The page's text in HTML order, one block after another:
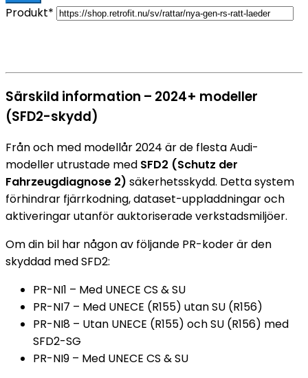
Produkt*
Särskild information – 2024+ modeller
(SFD2-skydd)
Från och med modellår 2024 är de flesta Audi-
modeller utrustade med SFD2 (Schutz der
Fahrzeugdiagnose 2) säkerhetsskydd. Detta system
förhindrar fjärrkodning, dataset-uppladdningar och
aktiveringar utanför auktoriserade verkstadsmiljöer.
Om din bil har någon av följande PR-koder är den
skyddad med SFD2:
PR-NI1 – Med UNECE CS & SU
PR-NI7 – Med UNECE (R155) utan SU (R156)
PR-NI8 – Utan UNECE (R155) och SU (R156) med
SFD2-SG
PR-NI9 – Med UNECE CS & SU